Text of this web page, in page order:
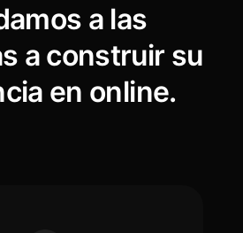
a las
a construir su
en online.